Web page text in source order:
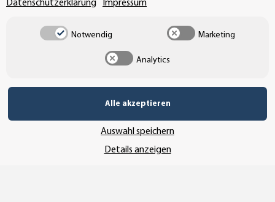
Datenschutzerklärung Impressum
Notwendig Marketing
Analytics
Alle akzeptieren
Auswahl speichern
Details anzeigen